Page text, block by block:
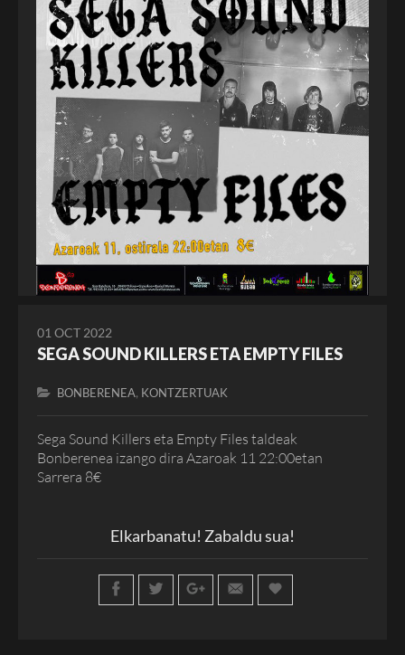
01 OCT 2022
SEGA SOUND KILLERS ETA EMPTY FILES
BONBERENEA, KONTZERTUAK
Sega Sound Killers eta Empty Files taldeak
Bonberenea izango dira Azaroak 11 22:00etan
Sarrera 8€
Elkarbanatu! Zabaldu sua!